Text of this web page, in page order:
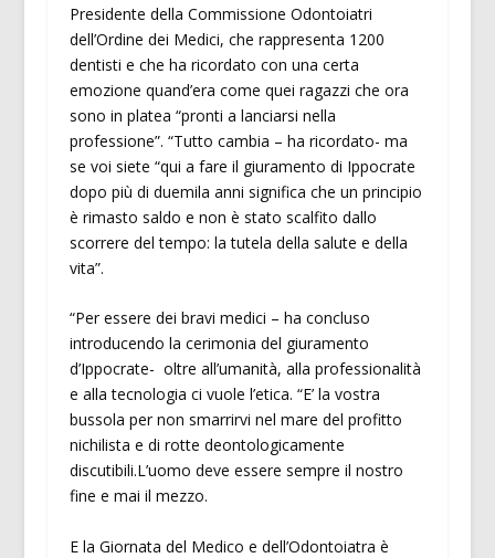
Presidente della Commissione Odontoiatri
dell’Ordine dei Medici, che rappresenta 1200
dentisti e che ha ricordato con una certa
emozione quand’era come quei ragazzi che ora
sono in platea “pronti a lanciarsi nella
professione”. “Tutto cambia – ha ricordato- ma
se voi siete “qui a fare il giuramento di Ippocrate
dopo più di duemila anni significa che un principio
è rimasto saldo e non è stato scalfito dallo
scorrere del tempo: la tutela della salute e della
vita”.
“Per essere dei bravi medici – ha concluso
introducendo la cerimonia del giuramento
d’Ippocrate- oltre all’umanità, alla professionalità
e alla tecnologia ci vuole l’etica. “E’ la vostra
bussola per non smarrirvi nel mare del profitto
nichilista e di rotte deontologicamente
discutibili.L’uomo deve essere sempre il nostro
fine e mai il mezzo.
E la Giornata del Medico e dell’Odontoiatra è